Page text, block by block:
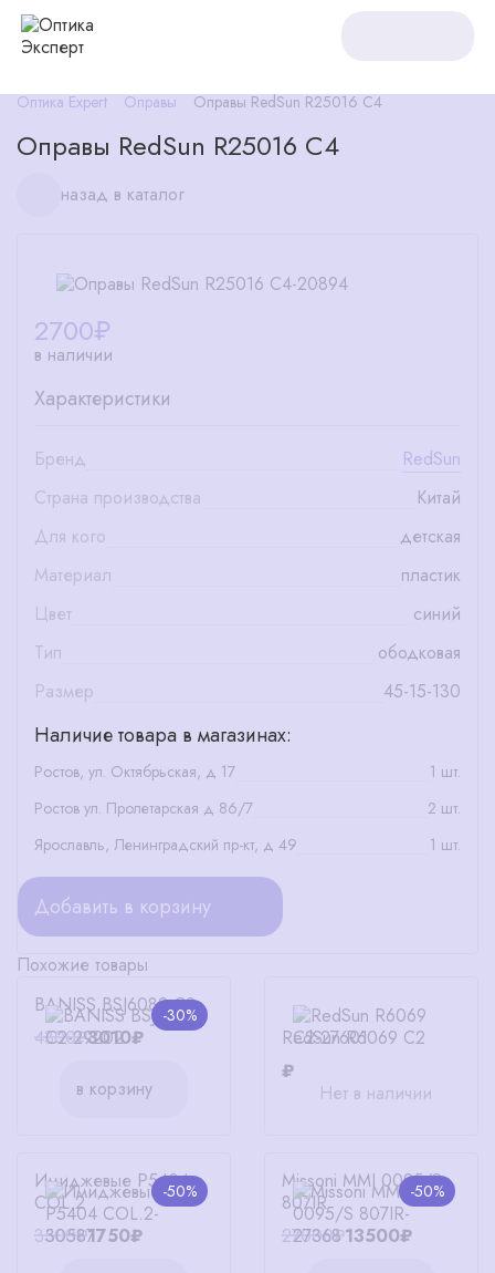
Оптика Expert Оправы Оправы RedSun R25016 C4
Оправы RedSun R25016 C4
назад в каталог
2700₽
в наличии
Характеристики
Бренд
RedSun
Страна производства
Китай
Для кого
детская
Материал
пластик
Цвет
синий
Тип
ободковая
Размер
45-15-130
Наличие товара в магазинах:
Ростов, ул. Октябрьская, д 17
1 шт.
Ростов ул. Пролетарская д 86/7
2 шт.
Ярославль, Ленинградский пр-кт, д 49
1 шт.
Добавить в корзину
Похожие товары
-30%
BANISS BSJ6082 C2
4300₽3010₽
в корзину
RedSun R6069 C2
₽
Нет в наличии
-50%
Имиджевые P5404
COL.2
3500₽1750₽
-50%
Missoni MMI 0095/S
807IR
27000₽13500₽